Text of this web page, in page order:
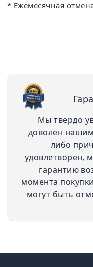
* Ежемесячная
Мы твердо
доволен
либо
удовлетворен,
гарантию
момента
могут быть